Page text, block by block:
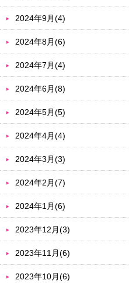
2024年9月(4)
2024年8月(6)
2024年7月(4)
2024年6月(8)
2024年5月(5)
2024年4月(4)
2024年3月(3)
2024年2月(7)
2024年1月(6)
2023年12月(3)
2023年11月(6)
2023年10月(6)